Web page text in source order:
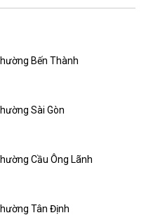
Bến Thành
Sài Gòn
Cầu Ông Lãnh
Tân Định